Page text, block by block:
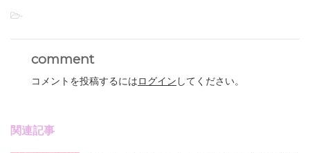
-
comment
コメントを投稿するにはログイン してください。
関連記事